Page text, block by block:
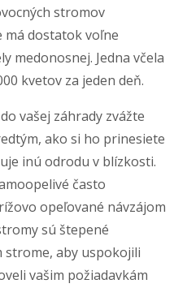
stromov
má dostatok voľne
medonosnej. Jedna včela
kvetov za jeden deň.
vašej záhrady zvážte
ako si ho prinesiete
inú odrodu v blízkosti.
často
opeľované návzájom
sú štepené
strome, aby uspokojili
vašim požiadavkám